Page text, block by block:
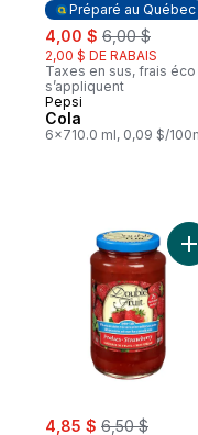
Préparé au Québec
sale:
4,00 $ , formerly:
6,00 $
2,00 $ DE RABAIS
Taxes en sus, frais éco
s’appliquent
Préparé au Québec
Pepsi
Cola
6x710.0 ml, 0,09 $/
sale:
4,85 $ , formerly:
6,50 $